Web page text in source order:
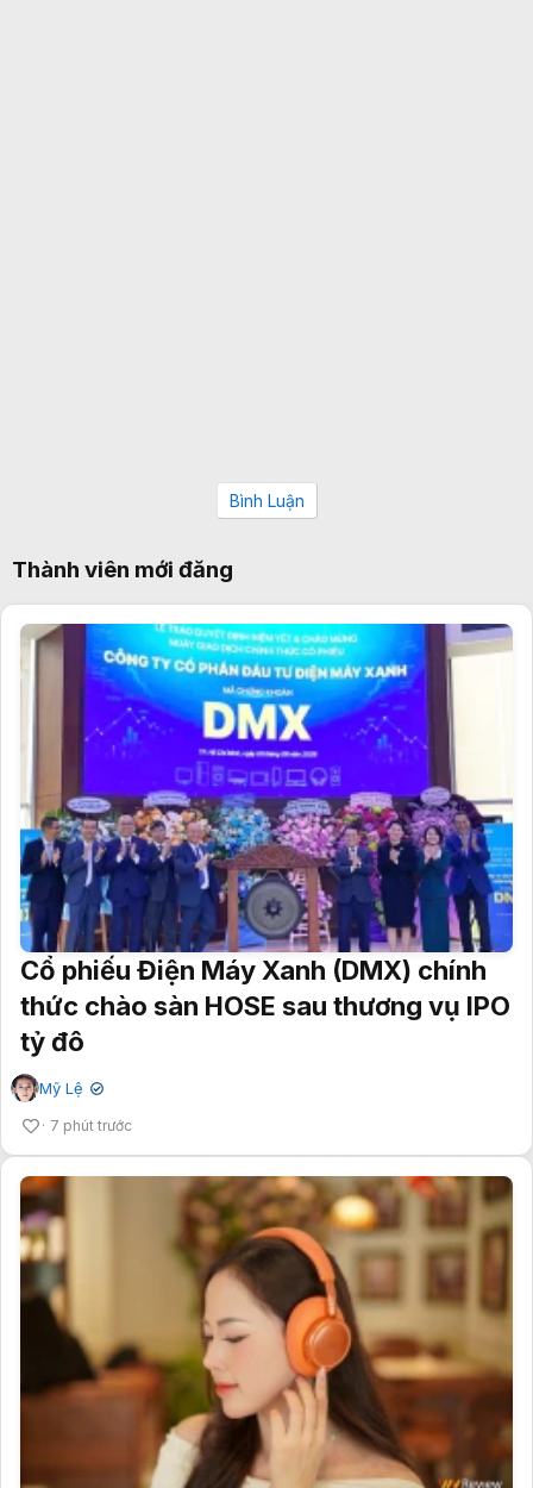
Bình Luận
Thành viên mới đăng
Cổ phiếu Điện Máy Xanh (DMX) chính
thức chào sàn HOSE sau thương vụ IPO
tỷ đô
Mỹ Lệ ✔
7 phút trước